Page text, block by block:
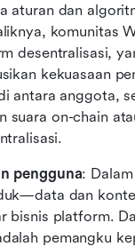
aturan dan
komunitas
desentralisasi,
kekuasaan
antara anggota,
suara on-chain
pengguna:
dan
bisnis platform.
pemangku